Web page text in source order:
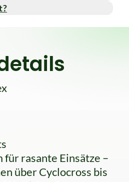
für rasante Einsätze –
über Cyclocross bis